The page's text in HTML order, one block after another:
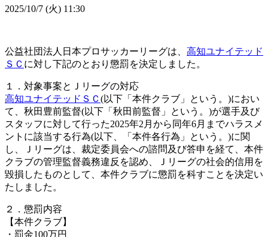
2025/10/7 (火) 11:30
公益社団法人日本プロサッカーリーグは、 高知ユナイテッド
ＳＣ に対し下記のとおり懲罰を決定しました。
１．対象事案とＪリーグの対応
高知ユナイテッドＳＣ (以下「本件クラブ」という。)におい
て、秋田豊前監督(以下「秋田前監督」という。)が選手及び
スタッフに対して行った2025年2月から同年6月までハラスメ
ントに該当する行為(以下、「本件各行為」という。)に関
し、Ｊリーグは、裁定委員会への諮問及び答申を経て、本件
クラブの管理監督義務違反を認め、Ｊリーグの社会的信用を
毀損したものとして、本件クラブに懲罰を科すことを決定い
たしました。
２．懲罰内容
【本件クラブ】
・罰金100万円